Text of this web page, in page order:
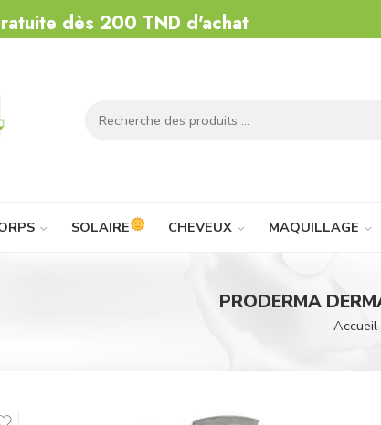
dès 200 TND d'achat
SOLAIRE CHEVEUX MAQUILLAGE
PRODERMA
Accueil